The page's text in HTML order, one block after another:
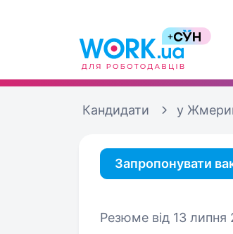
Кандидати у
Запропонувати
Резюме від 13 липня